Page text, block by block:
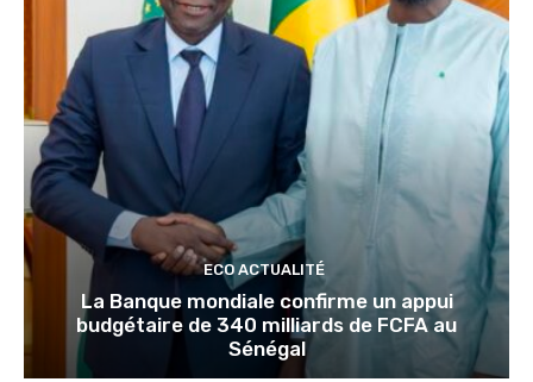
ECO ACTUALITÉ
La Banque mondiale confirme un appui
budgétaire de 340 milliards de FCFA au
Sénégal